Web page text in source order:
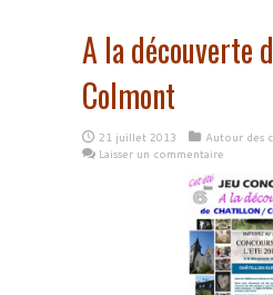
A la découverte
Colmont
21 juillet 2013
Autour des
Laisser un commentaire